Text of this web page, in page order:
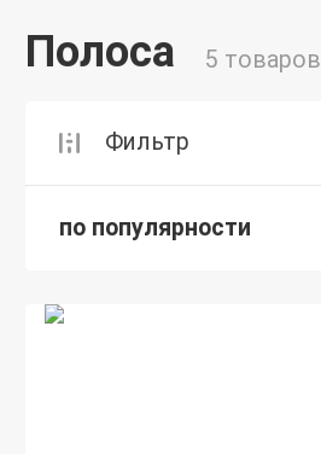
Полоса 5 товаров
Фильтр
по популярности